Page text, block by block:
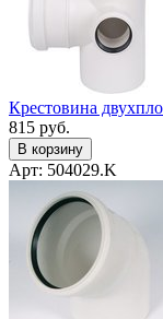
Крестовина
815 руб.
В корзину
Арт: 504029.K